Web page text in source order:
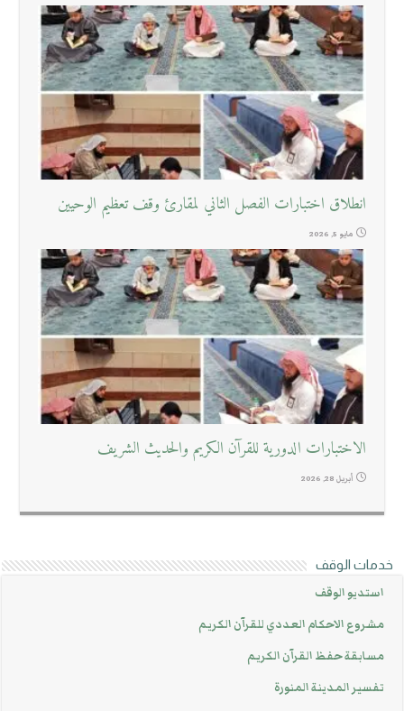
انطلاق اختبارات الفصل الثاني لمقارئ وقف تعظيم الوحيين
مايو 5, 2026
الاختبارات الدورية للقرآن الكريم والحديث الشريف
أبريل 28, 2026
خدمات الوقف
استديو الوقف
مشروع الاحكام العددي للقرآن الكريم
مسابقة حفظ القرآن الكريم
تفسير المدينة المنورة